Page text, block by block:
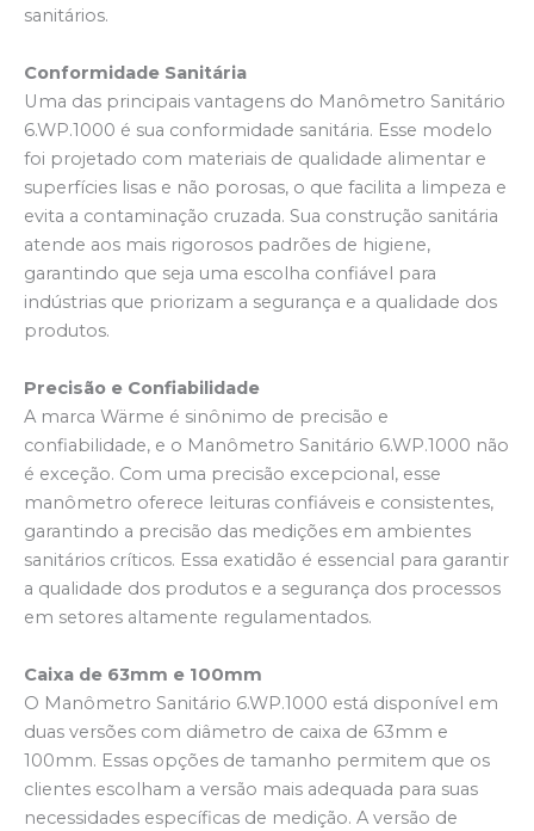
sanitários.
Conformidade Sanitária
Uma das principais vantagens do Manômetro Sanitário
6.WP.1000 é sua conformidade sanitária. Esse modelo
foi projetado com materiais de qualidade alimentar e
superfícies lisas e não porosas, o que facilita a limpeza e
evita a contaminação cruzada. Sua construção sanitária
atende aos mais rigorosos padrões de higiene,
garantindo que seja uma escolha confiável para
indústrias que priorizam a segurança e a qualidade dos
produtos.
Precisão e Confiabilidade
A marca Wärme é sinônimo de precisão e
confiabilidade, e o Manômetro Sanitário 6.WP.1000 não
é exceção. Com uma precisão excepcional, esse
manômetro oferece leituras confiáveis e consistentes,
garantindo a precisão das medições em ambientes
sanitários críticos. Essa exatidão é essencial para garantir
a qualidade dos produtos e a segurança dos processos
em setores altamente regulamentados.
Caixa de 63mm e 100mm
O Manômetro Sanitário 6.WP.1000 está disponível em
duas versões com diâmetro de caixa de 63mm e
100mm. Essas opções de tamanho permitem que os
clientes escolham a versão mais adequada para suas
necessidades específicas de medição. A versão de